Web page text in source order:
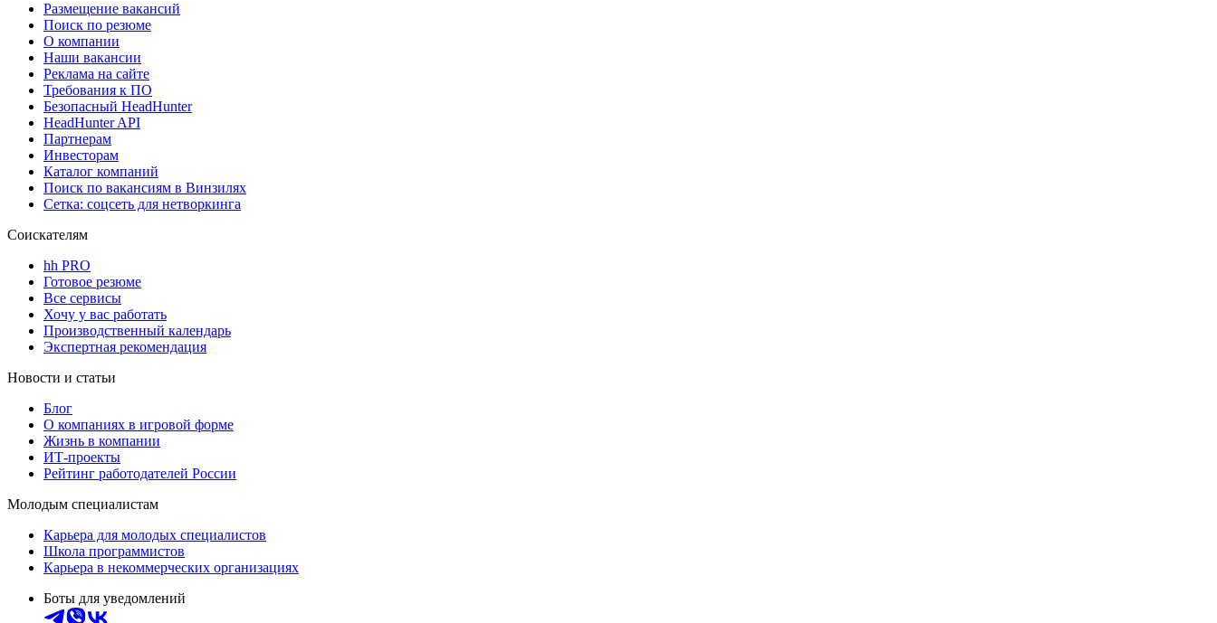
Размещение вакансий
Поиск по резюме
О компании
Наши вакансии
Реклама на сайте
Требования к ПО
Безопасный HeadHunter
HeadHunter API
Партнерам
Инвесторам
Каталог компаний
Поиск по вакансиям в Винзилях
Сетка: соцсеть для нетворкинга
Соискателям
hh PRO
Готовое резюме
Все сервисы
Хочу у вас работать
Производственный календарь
Экспертная рекомендация
Новости и статьи
Блог
О компаниях в игровой форме
Жизнь в компании
ИТ-проекты
Рейтинг работодателей России
Молодым специалистам
Карьера для молодых специалистов
Школа программистов
Карьера в некоммерческих организациях
Боты для уведомлений